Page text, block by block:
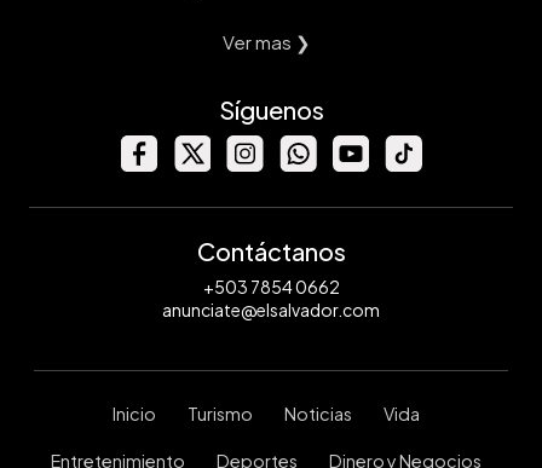
Ver mas ❯
Síguenos
Contáctanos
+503 7854 0662
anunciate@elsalvador.com
Inicio Turismo Noticias Vida
Entretenimiento Deportes Dinero y Negocios